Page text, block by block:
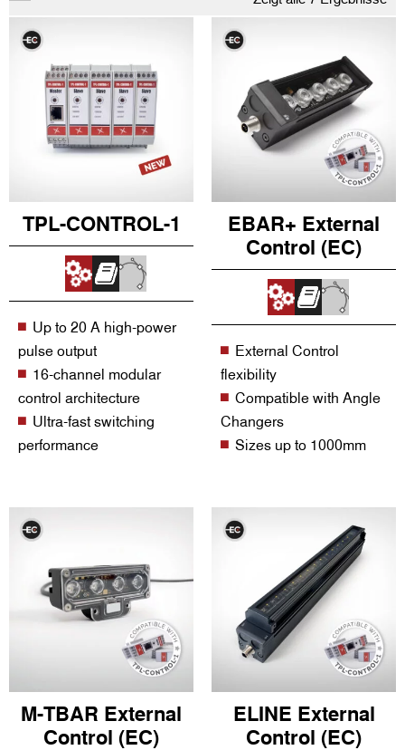
TPL-CONTROL-1
Up to 20 A high-power
pulse output
16-channel modular
control architecture
Ultra-fast switching
performance
EBAR+ External
Control (EC)
External Control
flexibility
Compatible with Angle
Changers
Sizes up to 1000mm
M-TBAR External
Control (EC)
ELINE External
Control (EC)